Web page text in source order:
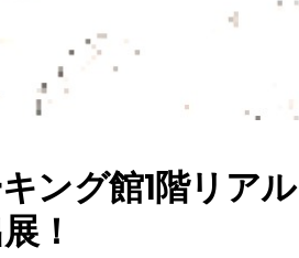
ング館1階リアル
！